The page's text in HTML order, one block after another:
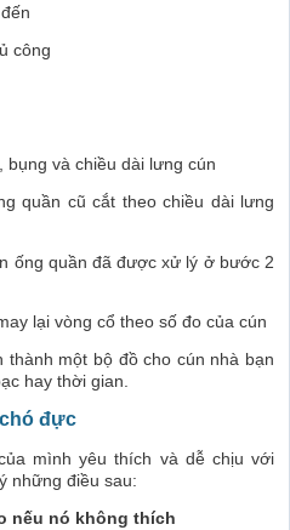
công
và chiều dài lưng cún
quần cũ cắt theo chiều dài lưng
ống quần đã được xử lý ở bước 2
lại vòng cổ theo số đo của cún
thành một bộ đồ cho cún nhà bạn
hay thời gian.
đực
mình yêu thích và dễ chịu với
những điều sau:
nếu nó không thích